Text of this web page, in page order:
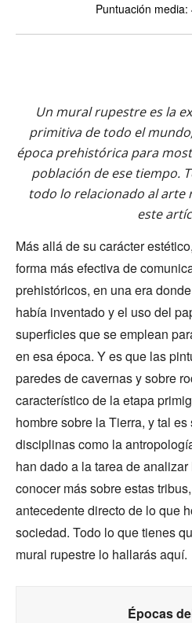
Puntuación media:
Un mural rupestre es la
primitiva de todo el
época prehistórica para
población de ese tiempo.
todo lo relacionado al
este
Más allá de su carácter
forma más efectiva de
prehistóricos, en una era
había inventado y el uso del
superficies que se emplean
en esa época. Y es que las
paredes de cavernas y sobre
característico de la etapa
hombre sobre la Tierra, y tal
disciplinas como la
han dado a la tarea de
conocer más sobre estas
antecedente directo de lo que
sociedad. Todo lo que tienes
mural rupestre lo hallarás aquí.
Épocas